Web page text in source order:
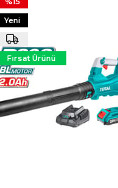
Yeni
Ürün
Fırsat Ürünü